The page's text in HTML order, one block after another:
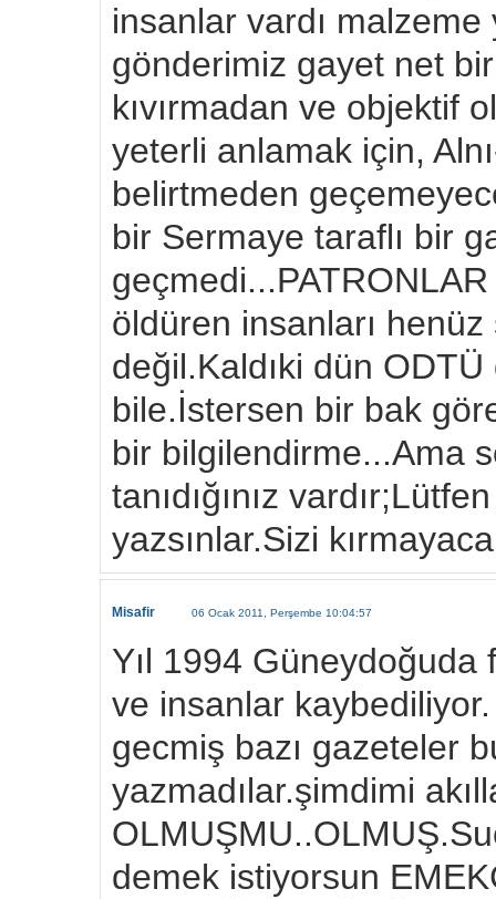
insanlar vardı malzeme
gönderimiz gayet net
kıvırmadan ve objektif
yeterli anlamak için,
belirtmeden
bir Sermaye taraflı bir
öldüren insanları henüz
değil.Kaldıki dün
bile.İstersen bir bak
bir bilgilendirme...Ama
tanıdığınız
yazsınlar.Sizi
Misafir 06 Ocak 2011, Perşembe 10:04:57
Yıl 1994
ve insanlar
gecmiş bazı gazeteler
yazmadılar.şimdimi
demek istiyorsun